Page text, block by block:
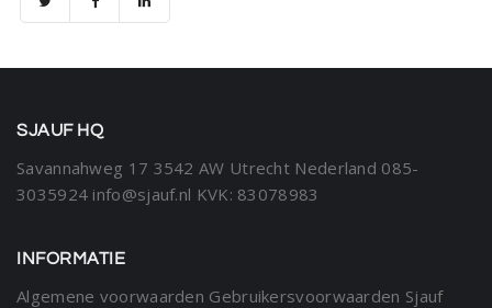
SJAUF HQ
Savannahweg 17 3542 AW Utrecht Nederland 085-
3035924 info@sjauf.nl KVK: 83078983
INFORMATIE
Algemene voorwaarden Gebruikersvoorwaarden Sjauf